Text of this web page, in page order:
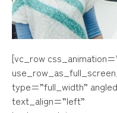
２０
「
２０２４
「
Kyoto
２０２３
国際
２０２２年３月１
KYOTO KOUGEI
２０２
２０
２０１９
２０１９
２０１８年
２０１８
[vc_row
type=”full_width”
text_align=”left”